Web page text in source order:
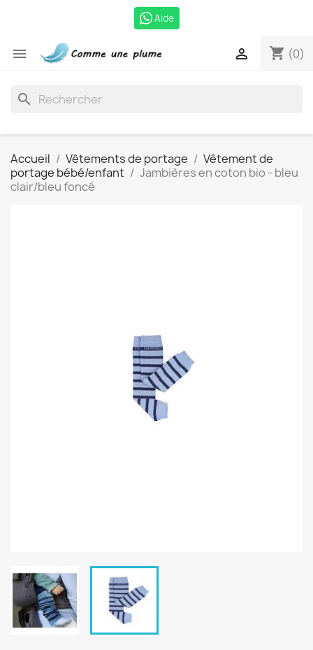
Aide
 shopping_cart (0)

search
Accueil Vêtements de portage
Vêtement de
portage bébé/enfant
Jambières en coton bio - bleu
clair/bleu foncé